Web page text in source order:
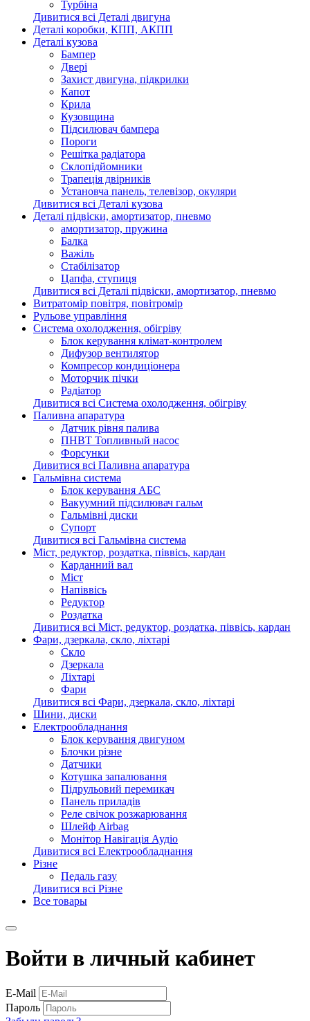
Турбіна
Дивитися всі Деталі двигуна
Деталі коробки, КПП, АКПП
Деталі кузова
Бампер
Двері
Захист двигуна, підкрилки
Капот
Крила
Кузовщина
Підсилювач бампера
Пороги
Решітка радіатора
Склопідйомники
Трапеція двірників
Установча панель, телевізор, окуляри
Дивитися всі Деталі кузова
Деталі підвіски, амортизатор, пневмо
амортизатор, пружина
Балка
Важіль
Стабілізатор
Цапфа, ступиця
Дивитися всі Деталі підвіски, амортизатор, пневмо
Витратомір повітря, повітромір
Рульове управління
Система охолодження, обігріву
Блок керування клімат-контролем
Дифузор вентилятор
Компресор кондиціонера
Моторчик пічки
Радіатор
Дивитися всі Система охолодження, обігріву
Паливна апаратура
Датчик рівня палива
ПНВТ Топливный насос
Форсунки
Дивитися всі Паливна апаратура
Гальмівна система
Блок керування АБС
Вакуумний підсилювач гальм
Гальмівні диски
Супорт
Дивитися всі Гальмівна система
Міст, редуктор, роздатка, піввісь, кардан
Карданний вал
Міст
Напіввісь
Редуктор
Роздатка
Дивитися всі Міст, редуктор, роздатка, піввісь, кардан
Фари, дзеркала, скло, ліхтарі
Cкло
Дзеркала
Ліхтарі
Фари
Дивитися всі Фари, дзеркала, скло, ліхтарі
Шини, диски
Електрообладнання
Блок керування двигуном
Блочки різне
Датчики
Котушка запалювання
Підрульовий перемикач
Панель приладів
Реле свічок розжарювання
Шлейф Airbag
Монітор Навігація Аудіо
Дивитися всі Електрообладнання
Різне
Педаль газу
Дивитися всі Різне
Все товары
Войти в личный кабинет
E-Mail
Пароль